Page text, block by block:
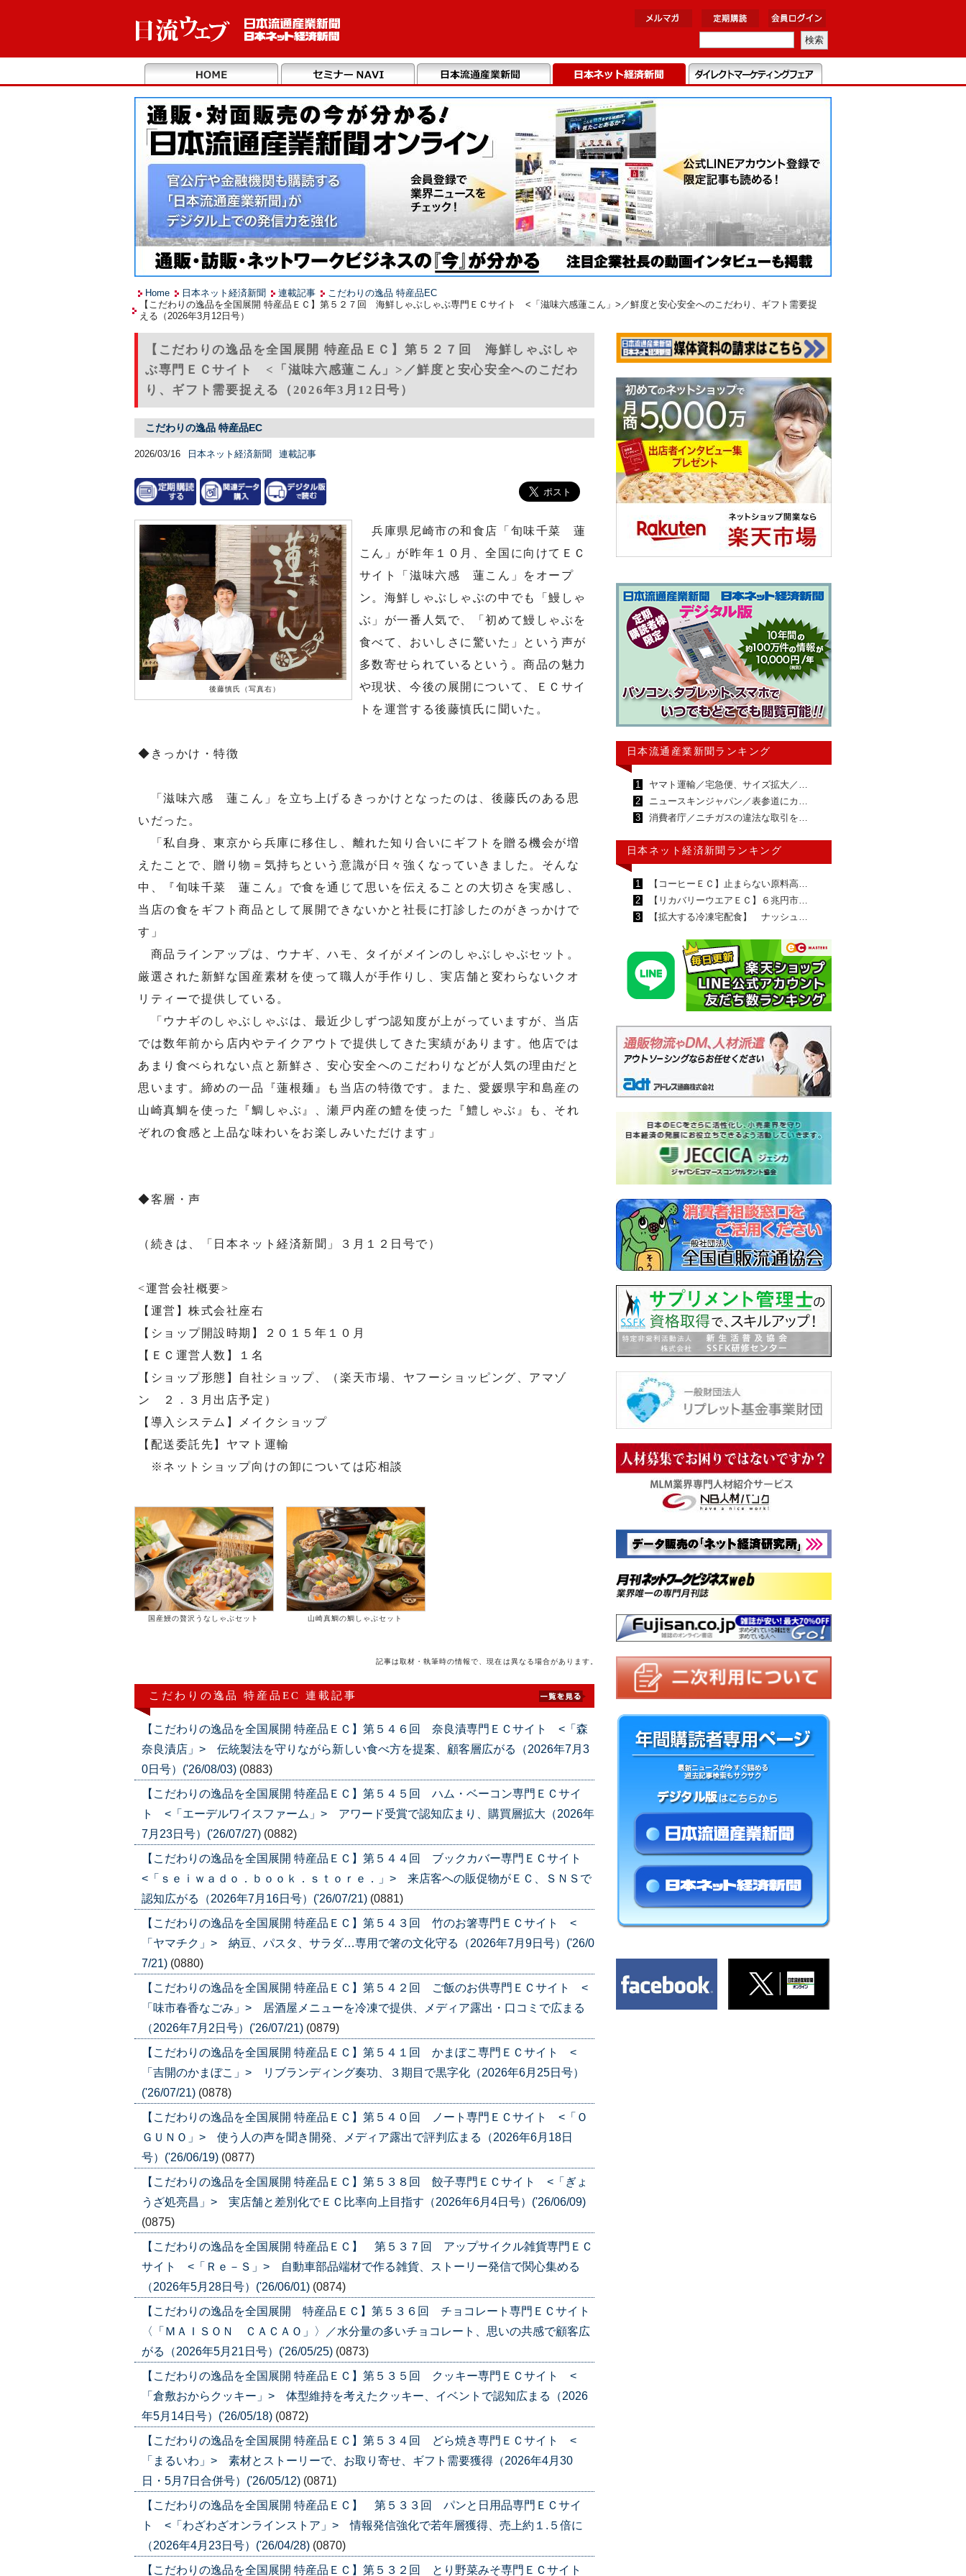
Home 日本ネット経済新聞 連載記事
こだわりの逸品 特産品EC
【こだわりの逸品を全国展開 特産品ＥＣ】第５２７回 海鮮しゃぶしゃぶ専門ＥＣサイト <「滋味六感蓮こん」>／鮮度と安心安全へのこだわり、ギフト需要捉
える（2026年3月12日号）
【こだわりの逸品を全国展開 特産品ＥＣ】第５２７回 海鮮しゃぶしゃ
ぶ専門ＥＣサイト <「滋味六感蓮こん」>／鮮度と安心安全へのこだわ
り、ギフト需要捉える（2026年3月12日号）
こだわりの逸品 特産品EC
2026/03/16 日本ネット経済新聞 連載記事
後藤慎氏（写真右）
兵庫県尼崎市の和食店「旬味千菜 蓮
こん」が昨年１０月、全国に向けてＥＣ
サイト「滋味六感 蓮こん」をオープ
ン。海鮮しゃぶしゃぶの中でも「鰻しゃ
ぶ」が一番人気で、「初めて鰻しゃぶを
食べて、おいしさに驚いた」という声が
多数寄せられているという。商品の魅力
や現状、今後の展開について、ＥＣサイ
トを運営する後藤慎氏に聞いた。
◆きっかけ・特徴
「滋味六感 蓮こん」を立ち上げるきっかけとなったのは、後藤氏のある思
いだった。
「私自身、東京から兵庫に移住し、離れた知り合いにギフトを贈る機会が増
えたことで、贈り物＝気持ちという意識が日々強くなっていきました。そんな
中、『旬味千菜 蓮こん』で食を通じて思いを伝えることの大切さを実感し、
当店の食をギフト商品として展開できないかと社長に打診したのがきっかけで
す」
商品ラインアップは、ウナギ、ハモ、タイがメインのしゃぶしゃぶセット。
厳選された新鮮な国産素材を使って職人が手作りし、実店舗と変わらないクオ
リティーで提供している。
「ウナギのしゃぶしゃぶは、最近少しずつ認知度が上がっていますが、当店
では数年前から店内やテイクアウトで提供してきた実績があります。他店では
あまり食べられない点と新鮮さ、安心安全へのこだわりなどが人気の理由だと
思います。締めの一品『蓮根麺』も当店の特徴です。また、愛媛県宇和島産の
山崎真鯛を使った『鯛しゃぶ』、瀬戸内産の鱧を使った『鱧しゃぶ』も、それ
ぞれの食感と上品な味わいをお楽しみいただけます」
◆客層・声
（続きは、「日本ネット経済新聞」３月１２日号で）
<運営会社概要>
【運営】株式会社座右
【ショップ開設時期】２０１５年１０月
【ＥＣ運営人数】１名
【ショップ形態】自社ショップ、（楽天市場、ヤフーショッピング、アマゾ
ン ２．３月出店予定）
【導入システム】メイクショップ
【配送委託先】ヤマト運輸
※ネットショップ向けの卸については応相談
国産鰻の贅沢うなしゃぶセット 山崎真鯛の鯛しゃぶセット
記事は取材・執筆時の情報で、現在は異なる場合があります。
こだわりの逸品 特産品EC 連載記事
【こだわりの逸品を全国展開 特産品ＥＣ】第５４６回 奈良漬専門ＥＣサイト <「森
奈良漬店」> 伝統製法を守りながら新しい食べ方を提案、顧客層広がる（2026年7月3
0日号）('26/08/03) (0883)
【こだわりの逸品を全国展開 特産品ＥＣ】第５４５回 ハム・ベーコン専門ＥＣサイ
ト <「エーデルワイスファーム」> アワード受賞で認知広まり、購買層拡大（2026年
7月23日号）('26/07/27) (0882)
【こだわりの逸品を全国展開 特産品ＥＣ】第５４４回 ブックカバー専門ＥＣサイト
<「ｓｅｉｗａｄｏ．ｂｏｏｋ．ｓｔｏｒｅ．」> 来店客への販促物がＥＣ、ＳＮＳで
認知広がる（2026年7月16日号）('26/07/21) (0881)
【こだわりの逸品を全国展開 特産品ＥＣ】第５４３回 竹のお箸専門ＥＣサイト <
「ヤマチク」> 納豆、パスタ、サラダ…専用で箸の文化守る（2026年7月9日号）('26/0
7/21) (0880)
【こだわりの逸品を全国展開 特産品ＥＣ】第５４２回 ご飯のお供専門ＥＣサイト <
「味市春香なごみ」> 居酒屋メニューを冷凍で提供、メディア露出・口コミで広まる
（2026年7月2日号）('26/07/21) (0879)
【こだわりの逸品を全国展開 特産品ＥＣ】第５４１回 かまぼこ専門ＥＣサイト <
「吉開のかまぼこ」> リブランディング奏功、３期目で黒字化（2026年6月25日号）
('26/07/21) (0878)
【こだわりの逸品を全国展開 特産品ＥＣ】第５４０回 ノート専門ＥＣサイト <「Ｏ
ＧＵＮＯ」> 使う人の声を聞き開発、メディア露出で評判広まる（2026年6月18日
号）('26/06/19) (0877)
【こだわりの逸品を全国展開 特産品ＥＣ】第５３８回 餃子専門ＥＣサイト <「ぎょ
うざ処亮昌」> 実店舗と差別化でＥＣ比率向上目指す（2026年6月4日号）('26/06/09)
(0875)
【こだわりの逸品を全国展開 特産品ＥＣ】 第５３７回 アップサイクル雑貨専門ＥＣ
サイト <「Ｒｅ－Ｓ」> 自動車部品端材で作る雑貨、ストーリー発信で関心集める
（2026年5月28日号）('26/06/01) (0874)
【こだわりの逸品を全国展開 特産品ＥＣ】第５３６回 チョコレート専門ＥＣサイト
〈「ＭＡＩＳＯＮ ＣＡＣＡＯ」〉／水分量の多いチョコレート、思いの共感で顧客広
がる（2026年5月21日号）('26/05/25) (0873)
【こだわりの逸品を全国展開 特産品ＥＣ】第５３５回 クッキー専門ＥＣサイト <
「倉敷おからクッキー」> 体型維持を考えたクッキー、イベントで認知広まる（2026
年5月14日号）('26/05/18) (0872)
【こだわりの逸品を全国展開 特産品ＥＣ】第５３４回 どら焼き専門ＥＣサイト <
「まるいわ」> 素材とストーリーで、お取り寄せ、ギフト需要獲得（2026年4月30
日・5月7日合併号）('26/05/12) (0871)
【こだわりの逸品を全国展開 特産品ＥＣ】 第５３３回 パンと日用品専門ＥＣサイ
ト <「わざわざオンラインストア」> 情報発信強化で若年層獲得、売上約１.５倍に
（2026年4月23日号）('26/04/28) (0870)
【こだわりの逸品を全国展開 特産品ＥＣ】第５３２回 とり野菜みそ専門ＥＣサイト
日本流通産業新聞ランキング
1
ヤマト運輸／宅急便、サイズ拡大／…
2
ニュースキンジャパン／表参道にカ…
3
消費者庁／ニチガスの違法な取引を…
日本ネット経済新聞ランキング
1
【コーヒーＥＣ】止まらない原料高…
2
【リカバリーウエアＥＣ】６兆円市…
3
【拡大する冷凍宅配食】 ナッシュ…